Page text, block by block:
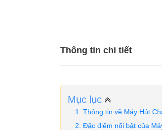
Thông tin chi tiết
Mục lục
Thông tin về Máy Hút
Đặc điểm nổi bật của